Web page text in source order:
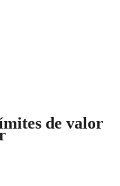
de valor